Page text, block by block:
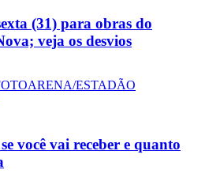
(31) para obras do
veja os desvios
você vai receber e quanto